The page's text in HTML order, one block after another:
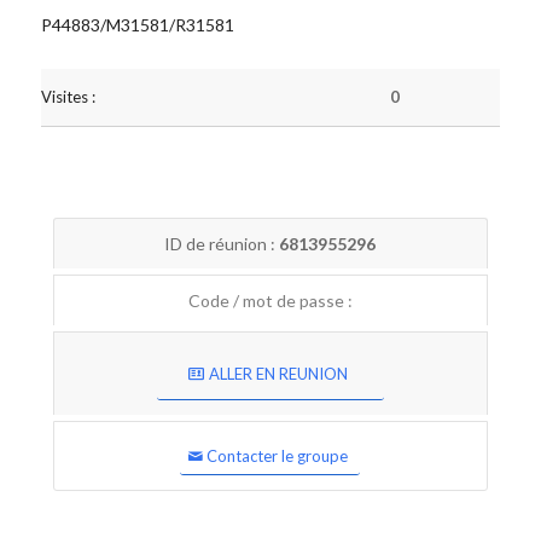
P44883/M31581/R31581
Visites : 0
ID de réunion : 6813955296
Code / mot de passe :
ALLER EN REUNION
Contacter le groupe